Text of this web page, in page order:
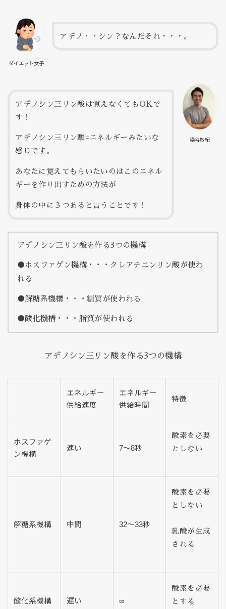
ダイエット女子
アデノ・・シン？なんだそれ・・・。
染谷敏紀
アデノシン三リン酸は覚えなくてもOKで
す！
アデノシン三リン酸=エネルギーみたいな
感じです。
あなたに覚えてもらいたいのはこのエネル
ギーを作り出すための方法が
身体の中に３つあると言うことです！
アデノシン三リン酸を作る3つの機構
●ホスファゲン機構・・・クレアチニンリン酸が使わ
れる
●解糖系機構・・・糖質が使われる
●酸化機構・・・脂質が使われる
アデノシン三リン酸を作る3つの機構
エネルギー
供給速度
エネルギー
供給時間
特徴
ホスファゲ
ン機構
速い 7～8秒
酸素を必要
としない
解糖系機構 中間 32～33秒
酸素を必要
としない
乳酸が生成
される
酸化系機構 遅い ∞
酸素を必要
とする